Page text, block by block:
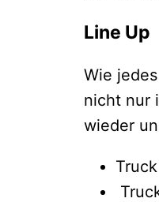
Line Up
Wie
nicht nur
wieder